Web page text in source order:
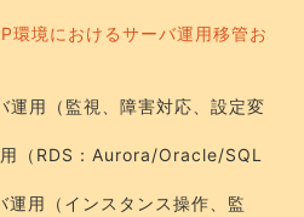
環境におけるサーバ運用移管お
運用（監視、障害対応、設定変
用（RDS：Aurora/Oracle/SQL
運用（インスタンス操作、監